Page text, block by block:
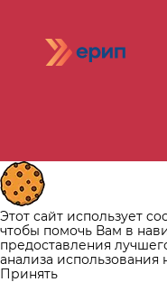
Этот сайт использует
чтобы помочь Вам в
предоставления
анализа использования
Принять